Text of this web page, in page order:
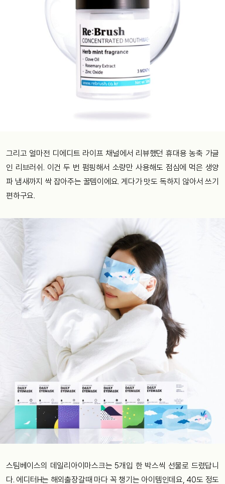
그리고 얼마전 디에디트 라이프 채널에서 리뷰했던 휴대용 농축 가글
인 리브러쉬. 이건 두 번 펌핑해서 소량만 사용해도 점심에 먹은 생양
파 냄새까지 싹 잡아주는 꿀템이에요. 게다가 맛도 독하지 않아서 쓰기
편하구요.
스팀베이스의 데일리아이마스크는 5개입 한 박스씩 선물로 드렸답니
다. 에디터H는 해외출장갈때 마다 꼭 챙기는 아이템인데요, 40도 정도